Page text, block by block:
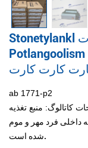
Stonetylankl کارت ← Japonستان ← Stone City
Potlangoolism کارت کارت کارت کارت کارت
کارت کارت
ab 1771-p2
کاتالوگ: منبع تغذیه
داخلی فرد مهر و موم
شده است.